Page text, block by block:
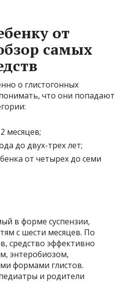
от
самых
о глистогонных
что они попадают
месяцев;
до двух-трех лет;
от четырех до семи
в форме суспензии,
с шести месяцев. По
средство эффективно
энтеробиозом,
формами глистов.
и родители